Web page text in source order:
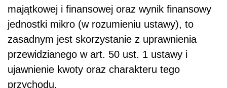
majątkowej i finansowej oraz wynik finansowy
jednostki mikro (w rozumieniu ustawy), to
zasadnym jest skorzystanie z uprawnienia
przewidzianego w art. 50 ust. 1 ustawy i
ujawnienie kwoty oraz charakteru tego
przychodu.